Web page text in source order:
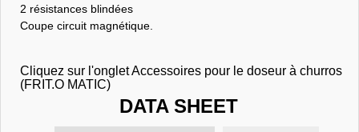
2 résistances blindées
Coupe circuit magnétique.
Cliquez sur l'onglet Accessoires pour le doseur à churros
(FRIT.O MATIC)
DATA SHEET